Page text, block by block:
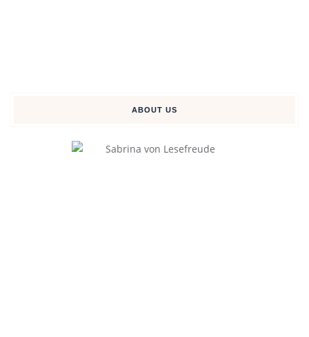
ABOUT US